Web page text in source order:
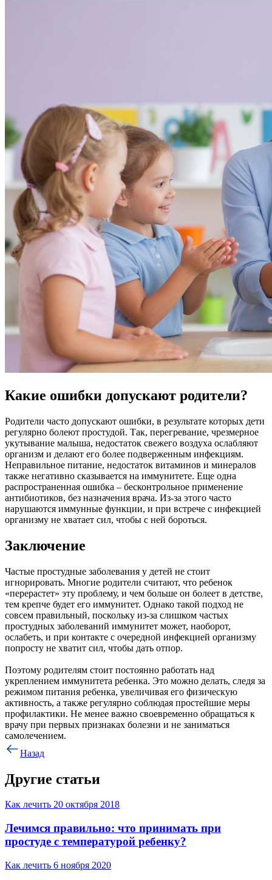
Какие ошибки допускают родители?
Родители часто допускают ошибки, в результате которых дети
регулярно болеют простудой. Так, перегревание, чрезмерное
укутывание малыша, недостаток свежего воздуха ослабляют
организм и делают его более подверженным инфекциям.
Неправильное питание, недостаток витаминов и минералов
также негативно сказывается на иммунитете. Еще одна
распространенная ошибка – бесконтрольное применение
антибиотиков, без назначения врача. Из-за этого часто
нарушаются иммунные функции, и при встрече с инфекцией
организму не хватает сил, чтобы с ней бороться.
Заключение
Частые простудные заболевания у детей не стоит
игнорировать. Многие родители считают, что ребенок
«перерастет» эту проблему, и чем больше он болеет в детстве,
тем крепче будет его иммунитет. Однако такой подход не
совсем правильный, поскольку из-за слишком частых
простудных заболеваний иммунитет может, наоборот,
ослабеть, и при контакте с очередной инфекцией организму
попросту не хватит сил, чтобы дать отпор.
Поэтому родителям стоит постоянно работать над
укреплением иммунитета ребенка. Это можно делать, следя за
режимом питания ребенка, увеличивая его физическую
активность, а также регулярно соблюдая простейшие меры
профилактики. Не менее важно своевременно обращаться к
врачу при первых признаках болезни и не заниматься
самолечением.
Назад
Другие статьи
Как лечить 20 октября 2018
Лечимся правильно: что принимать при
простуде с температурой ребенку?
Как лечить 6 ноября 2020